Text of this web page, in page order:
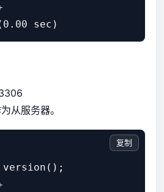
从服务器。
version();
复制